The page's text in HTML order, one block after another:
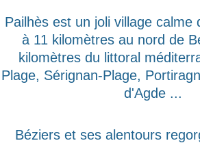
Pailhès est un joli village calme
à 11 kilomètres au nord de
kilomètres du littoral
Plage, Sérignan-Plage,
d'Agde ...
Béziers et ses alentours